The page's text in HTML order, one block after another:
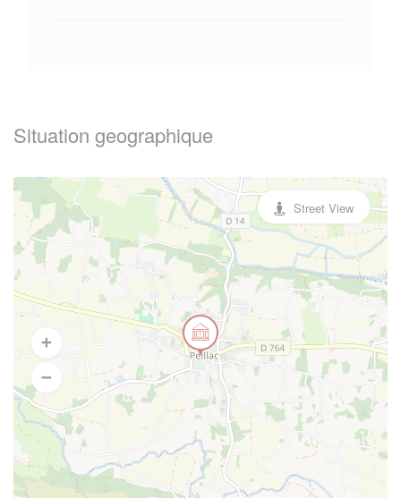
Situation geographique
Street View